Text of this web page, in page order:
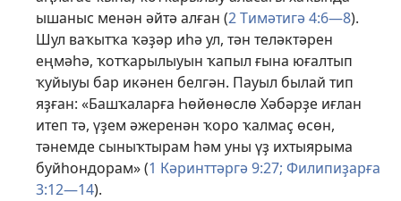
ышаныс менән әйтә алған (2 Тимәтигә 4:6—8).
Шул ваҡытҡа ҡәҙәр иһә ул, тән теләктәрен
еңмәһә, ҡотҡарылыуын ҡапыл ғына юғалтып
ҡуйыуы бар икәнен белгән. Пауыл былай тип
яҙған: «Башҡаларға Һөйөнөслө Хәбәрҙе иғлан
итеп тә, үҙем әжеренән ҡоро ҡалмаҫ өсөн,
тәнемде сыныҡтырам һәм уны үҙ ихтыярыма
буйһондорам» (1 Кәринттәргә 9:27; Филипиҙарға
3:12—14).